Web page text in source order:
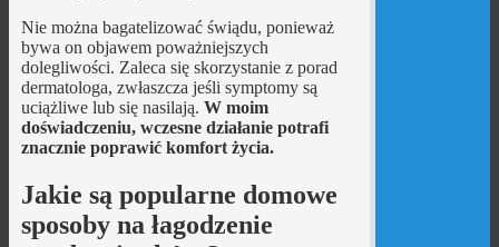
Nie można bagatelizować świądu, ponieważ
bywa on objawem poważniejszych
dolegliwości. Zaleca się skorzystanie z porad
dermatologa, zwłaszcza jeśli symptomy są
uciążliwe lub się nasilają. W moim
doświadczeniu, wczesne działanie potrafi
znacznie poprawić komfort życia.
Jakie są popularne domowe
sposoby na łagodzenie